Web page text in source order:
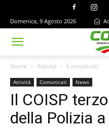
Domenica, 9 Agosto 2026
Home Attività Comunicati
Attività Comunicati News
Il COISP
della Polizia